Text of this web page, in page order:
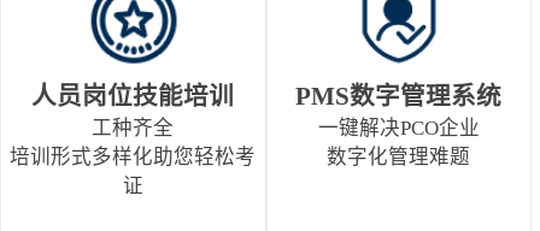
人员岗位技能培训
工种齐全
培训形式多样化助您轻松考
证
PMS数字管理系统
一键解决PCO企业
数字化管理难题